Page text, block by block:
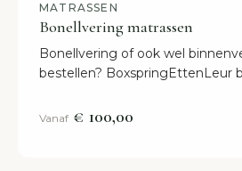
MATRASSEN
Bonellvering matrassen
Bonellvering of ook wel
bestellen? BoxspringEttenLeur
weken in huis.
Vanaf € 100,00